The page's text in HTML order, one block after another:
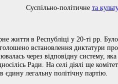
Суспільно-політичне та
життя в Республіці у 20-ті рр.
встановлення диктатури
через відповідну
Ради. На селі діялі ще
легальну політічну партію.